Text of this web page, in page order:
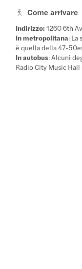
Come arrivare
Indirizzo: 1260 6th
In metropolitana: La
è quella della 47-
In autobus: Alcuni
Radio City Music